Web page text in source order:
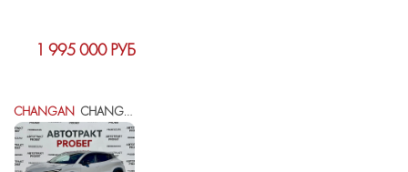
1 995 000 РУБ
CHANGAN CHANGAN UNI-T I